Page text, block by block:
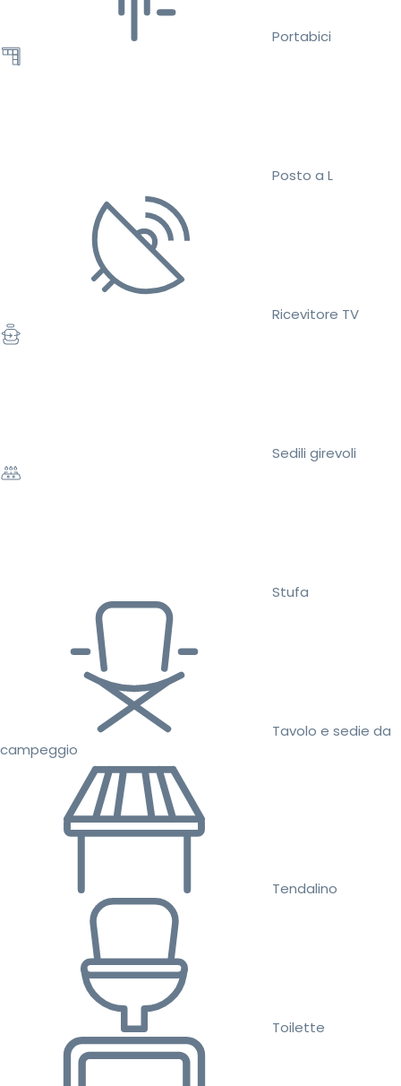
Portabici
Posto a L
Ricevitore TV
Sedili girevoli
Stufa
Tavolo e sedie da
campeggio
Tendalino
Toilette